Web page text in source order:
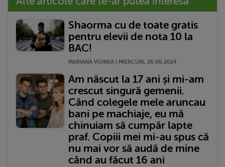
Shaorma cu de toate gratis
pentru elevii de nota 10 la
BAC!
MARIANA VOINEA | MIERCURI, 26.06.2024
Am născut la 17 ani și mi-am
crescut singură gemenii.
Când colegele mele aruncau
bani pe machiaje, eu mă
chinuiam să cumpăr lapte
praf. Copiii mei mi-au spus că
nu mai vor să audă de mine
când au făcut 16 ani